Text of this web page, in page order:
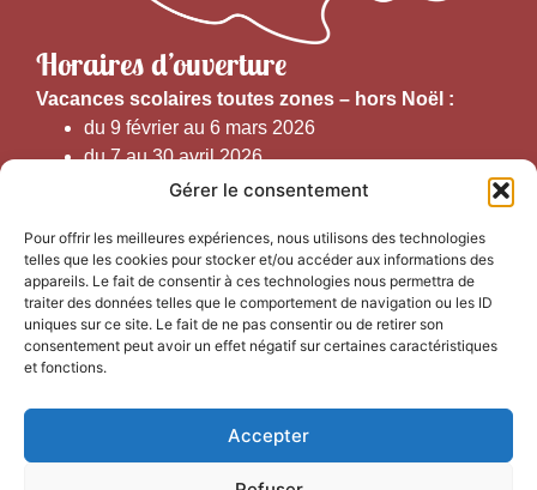
Gérer le consentement
Pour offrir les meilleures expériences, nous utilisons des technologies
telles que les cookies pour stocker et/ou accéder aux informations des
appareils. Le fait de consentir à ces technologies nous permettra de
traiter des données telles que le comportement de navigation ou les ID
uniques sur ce site. Le fait de ne pas consentir ou de retirer son
consentement peut avoir un effet négatif sur certaines caractéristiques
et fonctions.
Accepter
Horaires d’ouverture
Vacances scolaires toutes zones – hors Noël :
du 9 février au 6 mars 2026
du 7 au 30 avril 2026
du 1er juin au 30 septembre 2026
Horaires d’ouverture au public :
Du 1er septembre au 30 juin 2026 (hors juillet et août)
du lundi au vendredi de 9h50 à 12h30 et de
Du 1er juillet au 31 août 2026